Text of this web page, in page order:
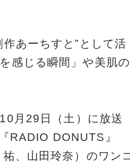
あーちすと”として活
感じる瞬間」や美肌の
月29日（土）に放送
RADIO DONUTS』
祐、山田玲奈）のワン